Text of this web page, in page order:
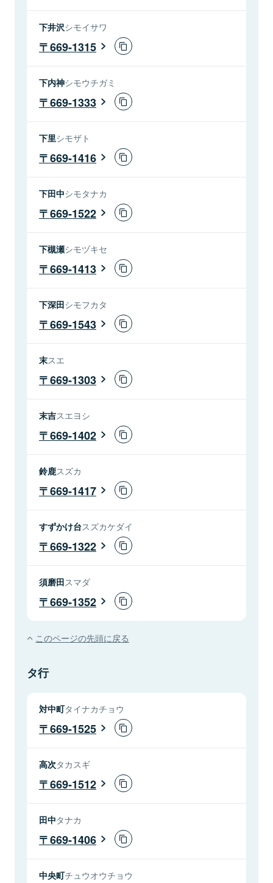
下井沢シモイサワ
669-1315
下内神シモウチガミ
669-1333
下里シモザト
669-1416
下田中シモタナカ
669-1522
下槻瀬シモヅキセ
669-1413
下深田シモフカタ
669-1543
末スエ
669-1303
末吉スエヨシ
669-1402
鈴鹿スズカ
669-1417
すずかけ台スズカケダイ
669-1322
須磨田スマダ
669-1352
このページの先頭に戻る
タ行
対中町タイナカチョウ
669-1525
高次タカスギ
669-1512
田中タナカ
669-1406
中央町チュウオウチョウ